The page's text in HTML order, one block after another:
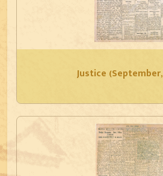
Justice (September,